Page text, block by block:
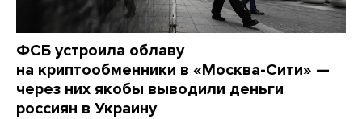
ФСБ устроила облаву
на криптообменники в «Москва-Сити» —
через них якобы выводили деньги
россиян в Украину